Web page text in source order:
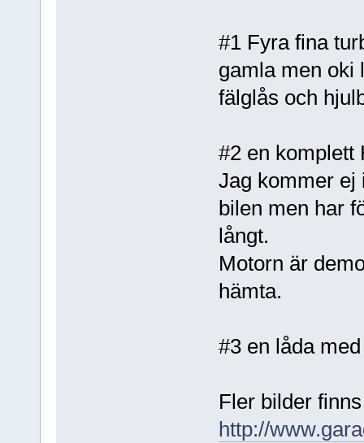
#1 Fyra fina
gamla men oki
fälglås och
#2 en komplett
Jag kommer ej
bilen men har
långt.
Motorn är
hämta.
#3 en låda
Fler bilder
http://